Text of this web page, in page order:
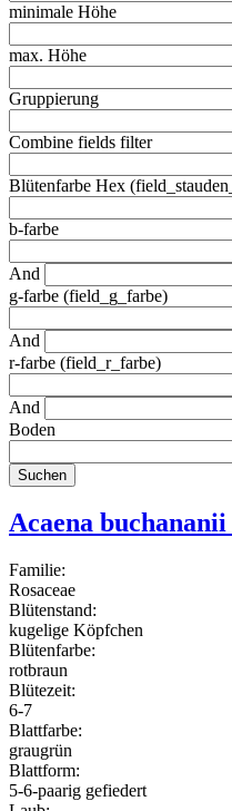
minimale Höhe
max. Höhe
Gruppierung
Combine fields filter
Blütenfarbe Hex
b-farbe
And
g-farbe (field_g_farbe)
And
r-farbe (field_r_farbe)
And
Boden
Acaena
Familie:
Rosaceae
Blütenstand:
kugelige Köpfchen
Blütenfarbe:
rotbraun
Blütezeit:
6-7
Blattfarbe:
graugrün
Blattform:
5-6-paarig gefiedert